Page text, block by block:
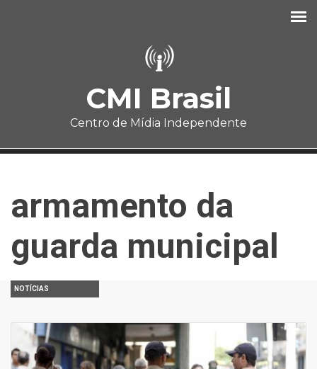
CMI Brasil
Centro de Mídia Independente
armamento da
guarda municipal
NOTÍCIAS